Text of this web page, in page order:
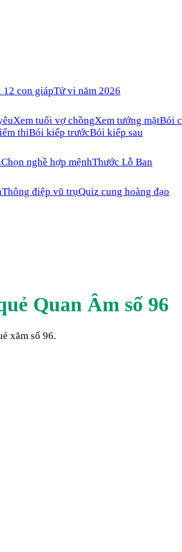
12 con giápTử vi năm 2026
Xem tuổi vợ chồngXem tướng mặtBói
thiBói kiếp trướcBói kiếp sau
Chọn nghề hợp mệnhThước Lỗ Ban
Thông điệp vũ trụQuiz cung hoàng đạo
Quan Âm số 96
xăm số 96.